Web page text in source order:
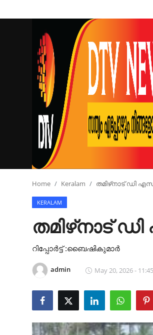
Login Register
Real Estate
Sports
Business
Home Keralam തമിഴ്‌നാട് ഡി
KERALAM
തമിഴ്‌നാട്
റിപ്പോർട്ട് :ബൈഷികുമാർ
admin May 20, 2026 - 11:45